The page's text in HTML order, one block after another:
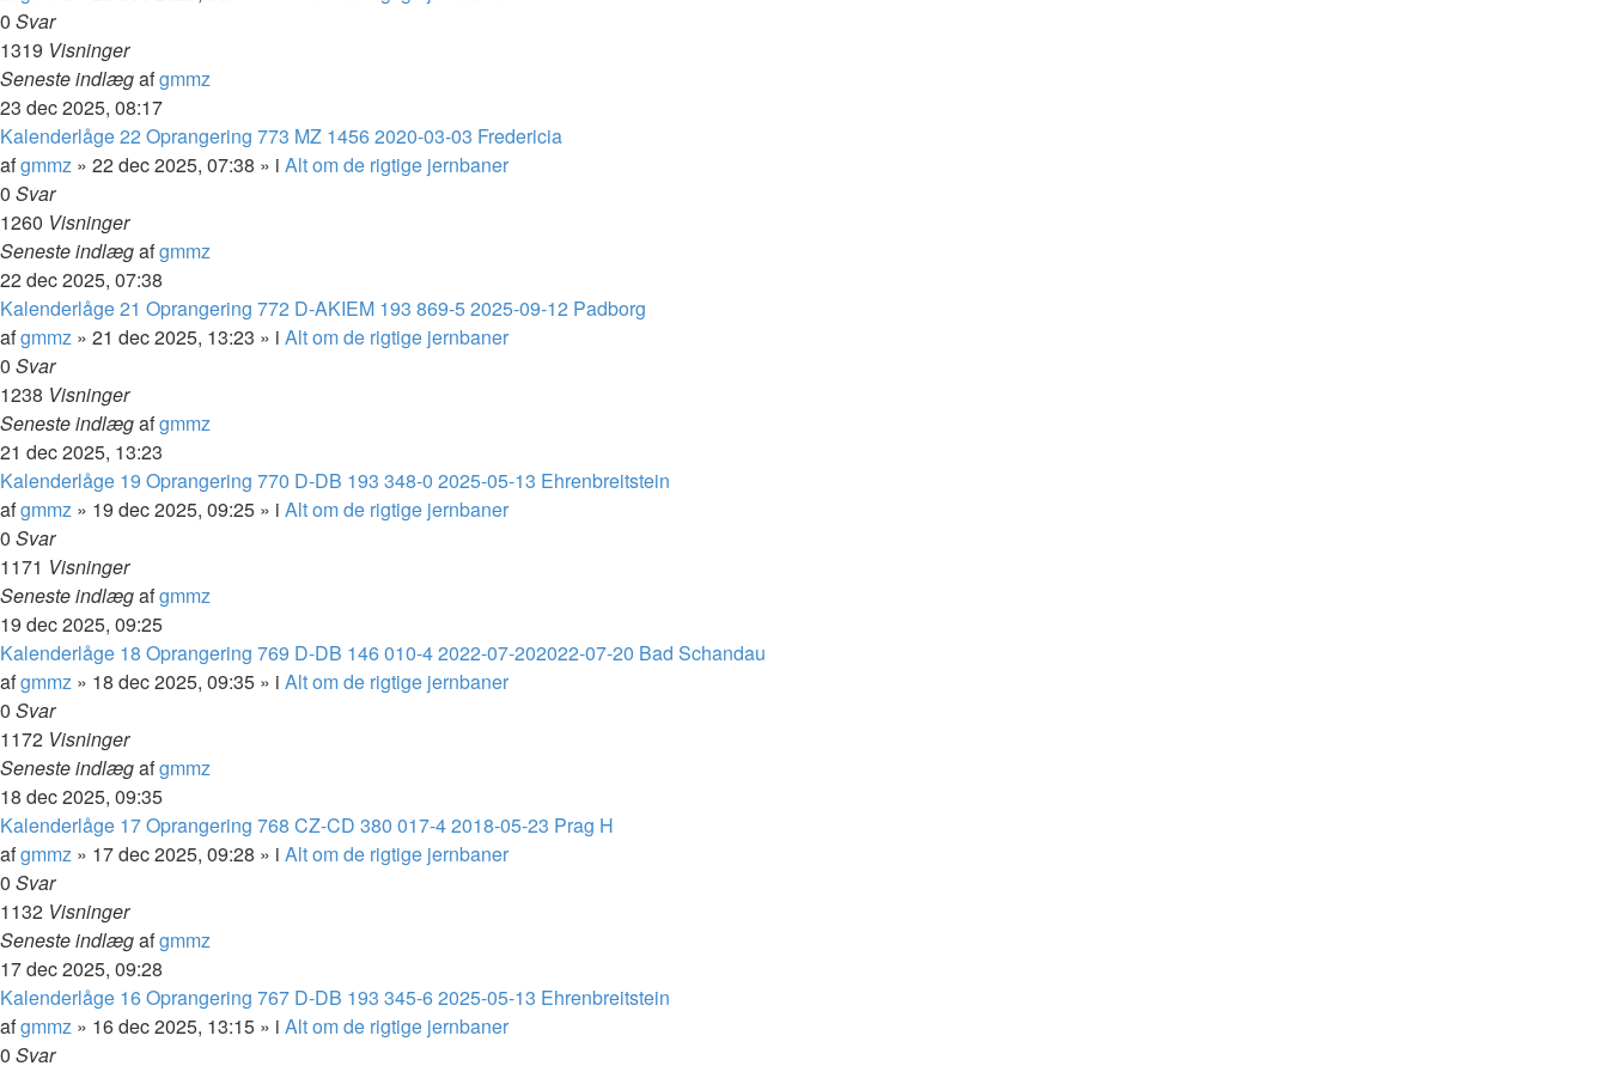
0 Svar
1319 Visninger
Seneste indlægafgmmz
23 dec 2025, 08:17
Kalenderlåge 22 Oprangering 773 MZ 1456 2020-03-03 Fredericia
afgmmz » 22 dec 2025, 07:38 » i Alt om de rigtige jernbaner
0 Svar
1260 Visninger
Seneste indlægafgmmz
22 dec 2025, 07:38
Kalenderlåge 21 Oprangering 772 D-AKIEM 193 869-5 2025-09-12 Padborg
afgmmz » 21 dec 2025, 13:23 » i Alt om de rigtige jernbaner
0 Svar
1238 Visninger
Seneste indlægafgmmz
21 dec 2025, 13:23
Kalenderlåge 19 Oprangering 770 D-DB 193 348-0 2025-05-13 Ehrenbreitstein
afgmmz » 19 dec 2025, 09:25 » i Alt om de rigtige jernbaner
0 Svar
1171 Visninger
Seneste indlægafgmmz
19 dec 2025, 09:25
Kalenderlåge 18 Oprangering 769 D-DB 146 010-4 2022-07-202022-07-20 Bad Schandau
afgmmz » 18 dec 2025, 09:35 » i Alt om de rigtige jernbaner
0 Svar
1172 Visninger
Seneste indlægafgmmz
18 dec 2025, 09:35
Kalenderlåge 17 Oprangering 768 CZ-CD 380 017-4 2018-05-23 Prag H
afgmmz » 17 dec 2025, 09:28 » i Alt om de rigtige jernbaner
0 Svar
1132 Visninger
Seneste indlægafgmmz
17 dec 2025, 09:28
Kalenderlåge 16 Oprangering 767 D-DB 193 345-6 2025-05-13 Ehrenbreitstein
afgmmz » 16 dec 2025, 13:15 » i Alt om de rigtige jernbaner
0 Svar